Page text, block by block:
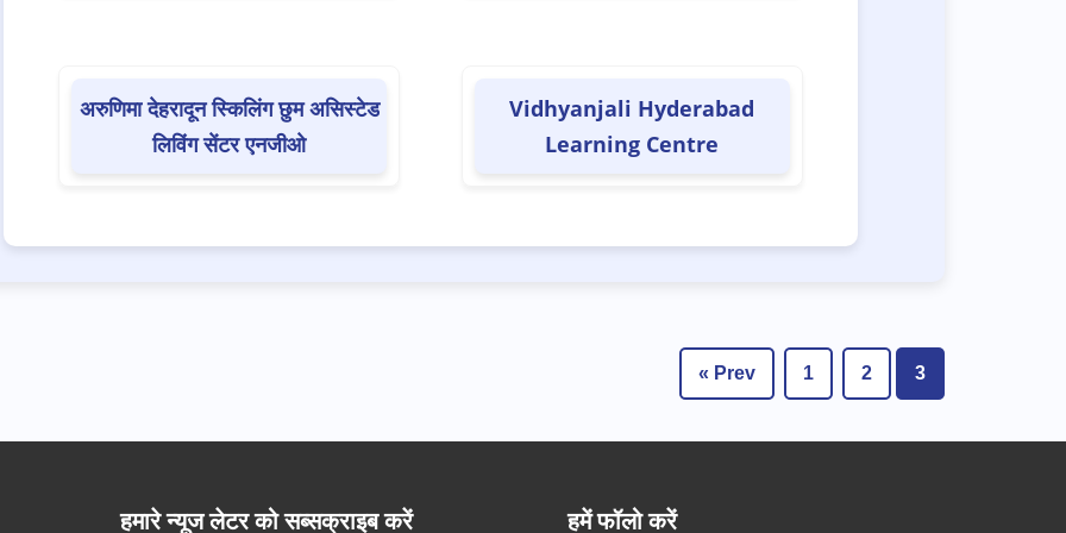
अरुणिमा देहरादून स्किलिंग छुम असिस्टेड
लिविंग सेंटर एनजीओ
Vidhyanjali Hyderabad
Learning Centre
« Prev 1 2 3
हमारे न्यूज लेटर को सब्सक्राइब करें हमें फॉलो करें